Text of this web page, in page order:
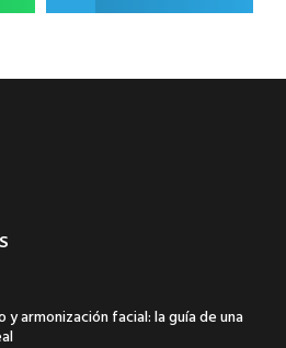
armonización facial: la guía de una